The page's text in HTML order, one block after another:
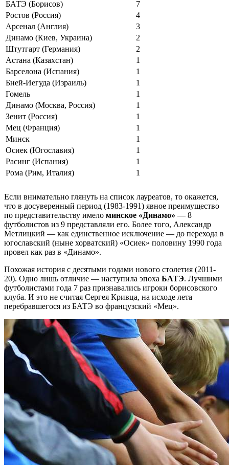
БАТЭ (Борисов)
7
Ростов (Россия)
4
Арсенал (Англия)
3
Динамо (Киев, Украина)
2
Штутгарт (Германия)
2
Астана (Казахстан)
1
Барселона (Испания)
1
Бней-Иегуда (Израиль)
1
Гомель
1
Динамо (Москва, Россия)
1
Зенит (Россия)
1
Мец (Франция)
1
Минск
1
Осиек (Югославия)
1
Расинг (Испания)
1
Рома (Рим, Италия)
1
Если внимательно глянуть на список лауреатов, то окажется,
что в досуверенный период (1983-1991) явное преимущество
по представительству имело минское «Динамо» — 8
футболистов из 9 представляли его. Более того, Александр
Метлицкий — как единственное исключение — до перехода в
югославский (ныне хорватский) «Осиек» половину 1990 года
провел как раз в «Динамо».
Похожая история с десятыми годами нового столетия (2011-
20). Одно лишь отличие — наступила эпоха БАТЭ. Лучшими
футболистами года 7 раз признавались игроки борисовского
клуба. И это не считая Сергея Кривца, на исходе лета
перебравшегося из БАТЭ во французский «Мец».